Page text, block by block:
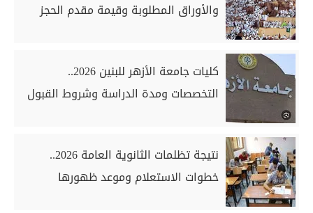
والأوراق المطلوبة وقيمة مقدم الحجز
كليات جامعة الأزهر للبنين 2026..
التخصصات ومدة الدراسة وشروط القبول
نتيجة تظلمات الثانوية العامة 2026..
خطوات الاستعلام وموعد ظهورها